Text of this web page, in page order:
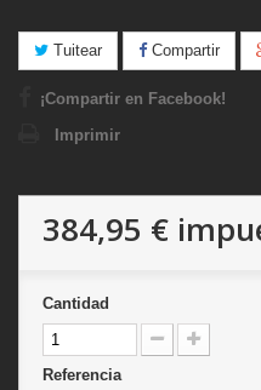
Tuitear Compartir
¡Compartir en Facebook!
Imprimir
384,95 €
Cantidad
Referencia